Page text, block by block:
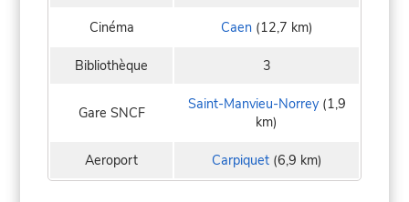
Cinéma Caen(12,7 km)
Bibliothèque 3
Gare SNCF Saint-Manvieu-Norrey(1,9
km)
Aeroport Carpiquet(6,9 km)